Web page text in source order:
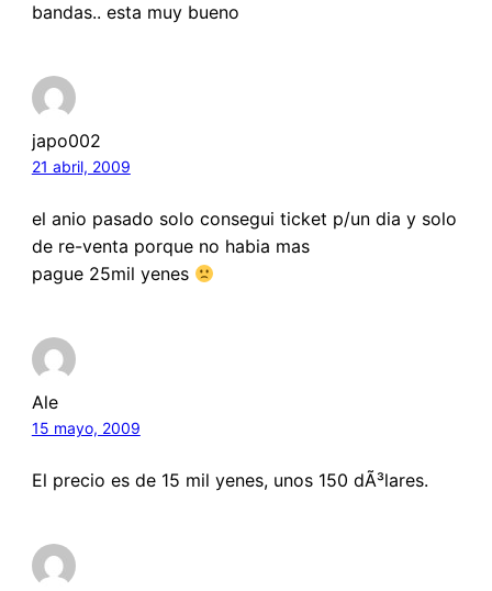
bandas.. esta muy bueno
japo002
21 abril, 2009
el anio pasado solo consegui ticket p/un dia y solo
de re-venta porque no habia mas
pague 25mil yenes
Ale
15 mayo, 2009
El precio es de 15 mil yenes, unos 150 dÃ³lares.